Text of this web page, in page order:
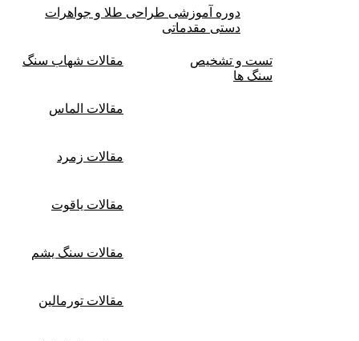
دوره آموزشی طراحی طلا و جواهرات
دستی مقدماتی
تست و تشخیص
سنگ ها
مقالات شهاب سنگ
مقالات الماس
مقالات زمرد
مقالات یاقوت
مقالات سنگ یشم
مقالات تورمالین